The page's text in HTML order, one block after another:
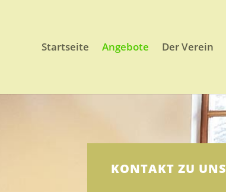
Startseite Angebote Der Verein
KONTAKT ZU UNS